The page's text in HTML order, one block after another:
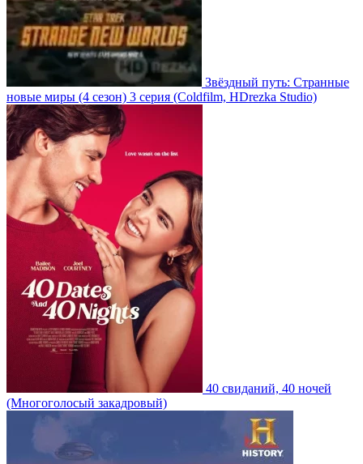
Звёздный путь: Странные
новые миры (4 сезон) 3 серия (Coldfilm, HDrezka Studio)
40 свиданий, 40 ночей
(Многоголосый закадровый)